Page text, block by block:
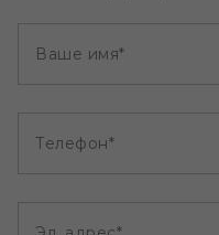
Ваше имя*
Телефон*